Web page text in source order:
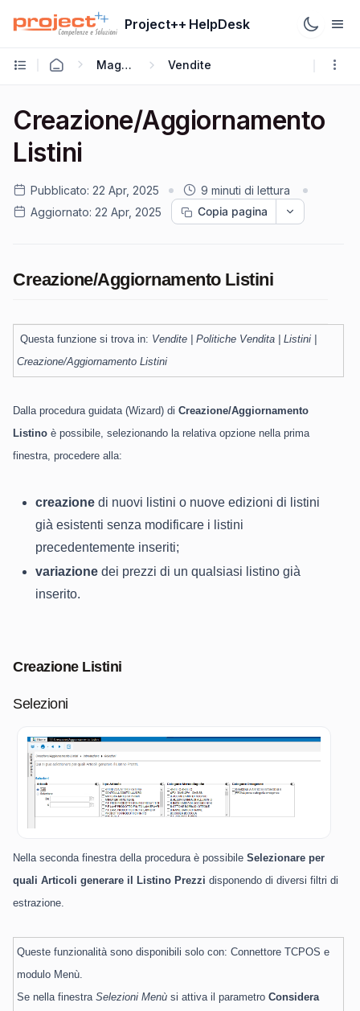
Project++ HelpDesk
Mago4 Vendite
Creazione/Aggiornamento
Listini
Pubblicato: 22 Apr, 2025
9 minuti di lettura
Aggiornato: 22 Apr, 2025 Copia pagina
Creazione/Aggiornamento Listini
Questa funzione si trova in: Vendite | Politiche Vendita | Listini |
Creazione/Aggiornamento Listini
Dalla procedura guidata (Wizard) di Creazione/Aggiornamento
Listino è possibile, selezionando la relativa opzione nella prima
finestra, procedere alla:
creazione di nuovi listini o nuove edizioni di listini
già esistenti senza modificare i listini
precedentemente inseriti;
variazione dei prezzi di un qualsiasi listino già
inserito.
Creazione Listini
Selezioni
Nella seconda finestra della procedura è possibile Selezionare per
quali Articoli generare il Listino Prezzi disponendo di diversi filtri di
estrazione.
Queste funzionalità sono disponibili solo con: Connettore TCPOS e
modulo Menù.
Se nella finestra Selezioni Menù si attiva il parametro Considera